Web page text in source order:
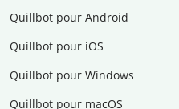
Quillbot pour Android
Quillbot pour iOS
Quillbot pour Windows
Quillbot pour macOS